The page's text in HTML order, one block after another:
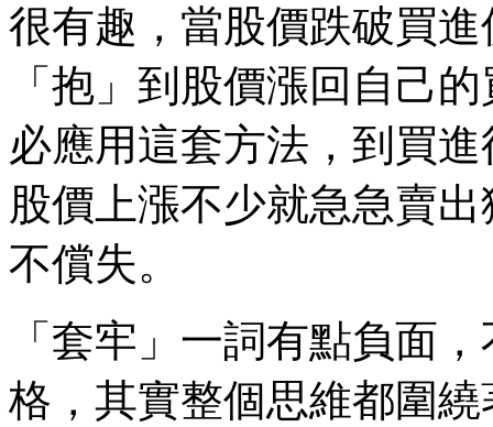
很有趣，當股價跌破買
「抱」到股價漲回自己
必應用這套方法，到買
股價上漲不少就急急賣
不償失。
「套牢」一詞有點負面
格，其實整個思維都圍